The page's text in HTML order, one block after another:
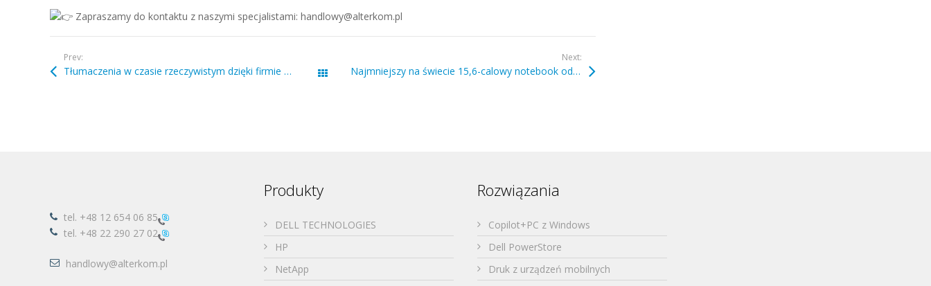
Zapraszamy do kontaktu z naszymi specjalistami: handlowy@alterkom.pl
Prev:
Tłumaczenia w czasie rzeczywistym dzięki firmie Cisco Webex Wszystkie wpisy
Next:
Najmniejszy na świecie 15,6-calowy notebook od Dell
tel. +48 12 654 06 85
tel. +48 22 290 27 02
handlowy@alterkom.pl
Produkty
DELL TECHNOLOGIES
HP
NetApp
Rozwiązania
Copilot+PC z Windows
Dell PowerStore
Druk z urządzeń mobilnych